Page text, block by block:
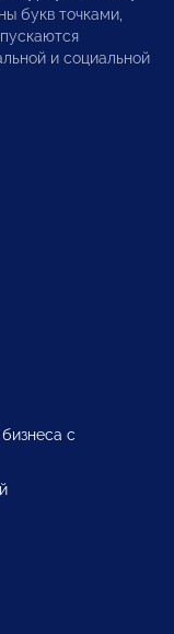
букв точками,
и социальной
с